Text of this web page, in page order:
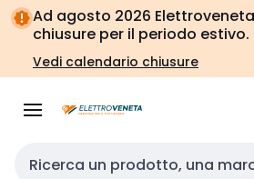
Vai alla
navigazione
Vai
alla
pagina
Ad agosto 2026
chiusure per il periodo estivo.
Vedi calendario chiusure
Cerca input